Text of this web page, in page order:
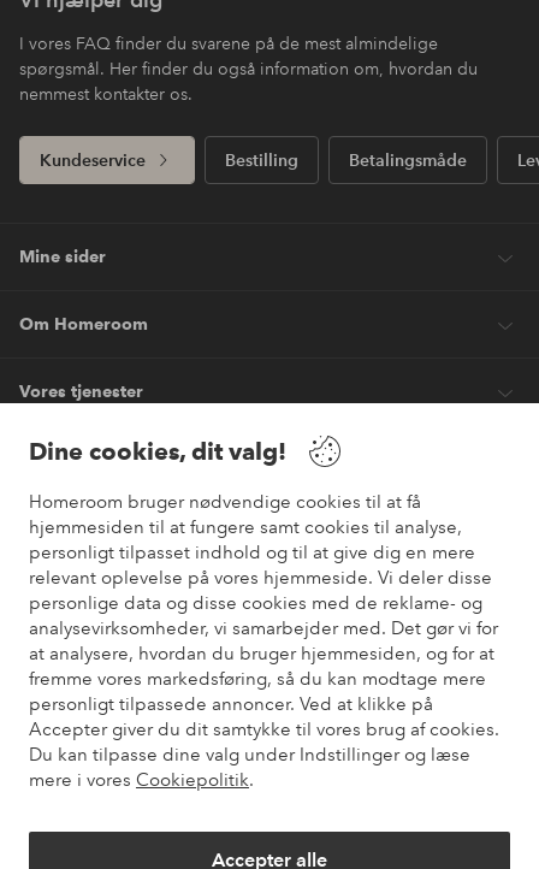
Dine cookies, dit valg!
Homeroom bruger nødvendige cookies til at få
hjemmesiden til at fungere samt cookies til analyse,
personligt tilpasset indhold og til at give dig en mere
relevant oplevelse på vores hjemmeside. Vi deler disse
personlige data og disse cookies med de reklame- og
analysevirksomheder, vi samarbejder med. Det gør vi for
at analysere, hvordan du bruger hjemmesiden, og for at
fremme vores markedsføring, så du kan modtage mere
personligt tilpassede annoncer. Ved at klikke på
Accepter giver du dit samtykke til vores brug af cookies.
Du kan tilpasse dine valg under Indstillinger og læse
mere i vores Cookiepolitik.
Accepter alle
I vores FAQ finder du svarene på de mest almindelige
spørgsmål. Her finder du også information om, hvordan du
nemmest kontakter os.
Kundeservice Bestilling Betalingsmåde
Mine sider
Om Homeroom
Vores tjenester
Vilkår
Venner
Sikre betalinger
Vil du vide mere om vores betalingsmuligheder ?
elpy